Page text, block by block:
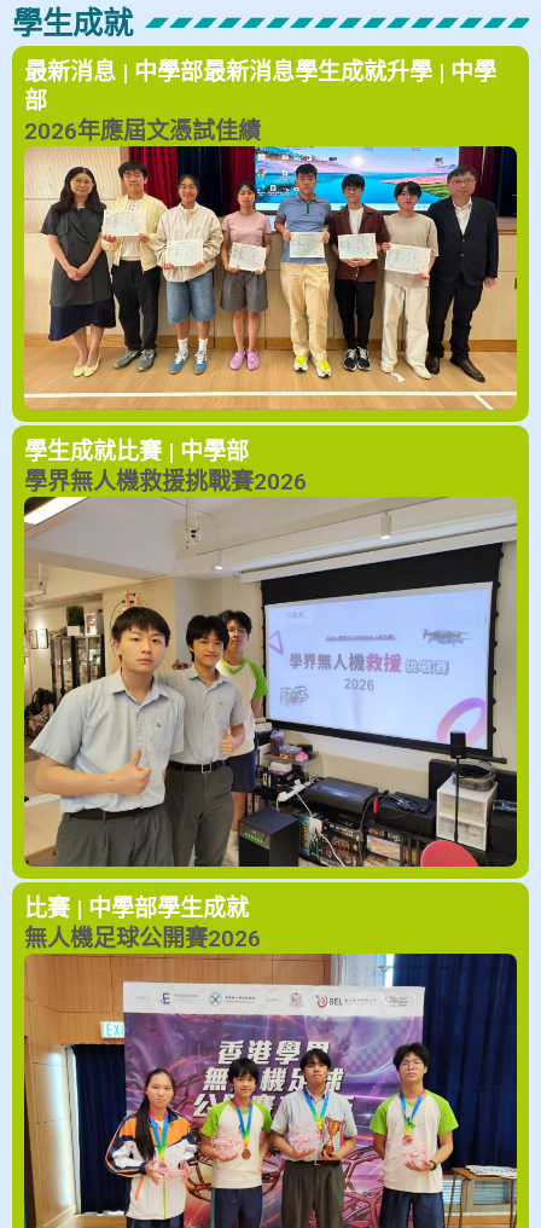
學生成就
最新消息 | 中學部最新消息學生成就升學 | 中學
部
2026年應屆文憑試佳績
學生成就比賽 | 中學部
學界無人機救援挑戰賽2026
比賽 | 中學部學生成就
無人機足球公開賽2026